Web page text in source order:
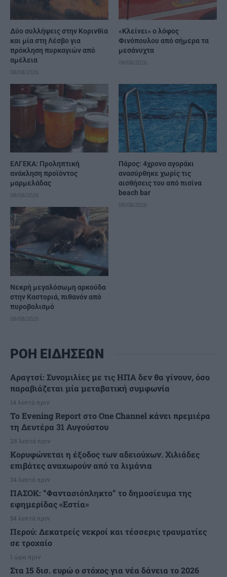
Δύο συλλήψεις στην Κορινθία
και μία στη Λέσβο για
πρόκληση πυρκαγιών από
αμέλεια
08/08/2026
«Κλείνει» ο λόφος
Φινόπουλου από σήμερα τα
μεσάνυχτα
08/08/2026
ΕΛΓΕΚΑ: Προληπτική
ανάκληση προϊόντος
μαρμελάδας
08/08/2026
Πάρος: 4χρονο αγοράκι
ανασύρθηκε χωρίς τις
αισθήσεις του από πισίνα
beach bar
08/08/2026
Νεκρή μεγαλόσωμη αρκούδα
στην Καστοριά, πιθανόν από
πυροβολισμό
08/08/2026
ΡΟΗ ΕΙΔΗΣΕΩΝ
Αραγτσί: Συνομιλίες με τις ΗΠΑ δεν θα γίνουν, όσο
παραβιάζεται μία μεταβατική συμφωνία
14 λεπτά πριν
Το Evening Report στο One Channel κάνει πρεμιέρα
τη Δευτέρα 31 Αυγούστου
28 λεπτά πριν
Κορυφώνεται η έξοδος των αδειούχων. Χιλιάδες
επιβάτες αναχωρούν από τα λιμάνια
34 λεπτά πριν
ΠΑΣΟΚ: “Φαντασιόπληκτο” το δημοσίευμα της
εφημερίδας «Εστία»
54 λεπτά πριν
Περού: Δεκατρείς νεκροί και τέσσερις τραυματίες
σε τροχαίο
1 ώρα πριν
Στα 15 δισ. ευρώ ο στόχος για νέα δάνεια το 2026